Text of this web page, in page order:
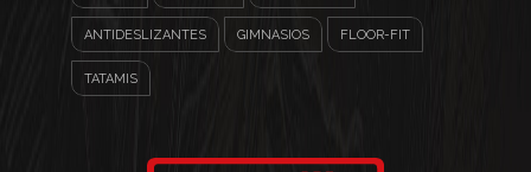
ANTIDESLIZANTES GIMNASIOS FLOOR-FIT
TATAMIS